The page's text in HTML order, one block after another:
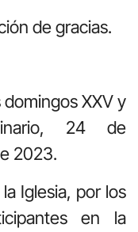
de gracias.
XXV y
24 de
2023.
Iglesia, por los
en la